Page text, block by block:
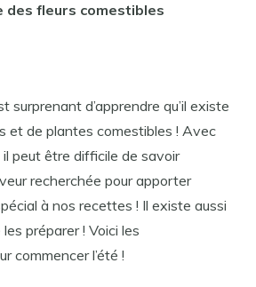
des fleurs comestibles
surprenant d’apprendre qu’il existe
et de plantes comestibles ! Avec
peut être difficile de savoir
recherchée pour apporter
à nos recettes ! Il existe aussi
préparer ! Voici les
commencer l’été !